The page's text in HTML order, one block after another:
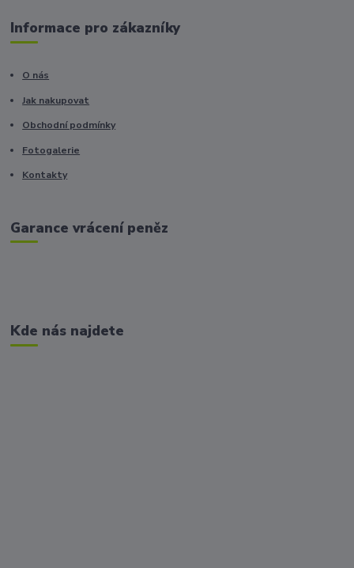
Informace pro zákazníky
O nás
Jak nakupovat
Obchodní podmínky
Fotogalerie
Kontakty
Garance vrácení peněz
Kde nás najdete